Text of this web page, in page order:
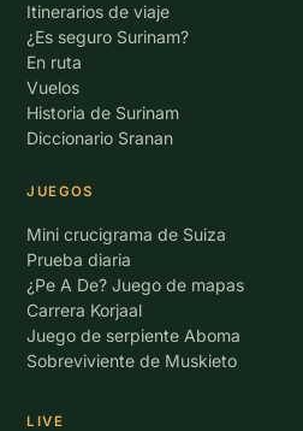
Itinerarios de viaje
¿Es seguro Surinam?
En ruta
Vuelos
Historia de Surinam
Diccionario Sranan
JUEGOS
Mini crucigrama de Suiza
Prueba diaria
¿Pe A De? Juego de mapas
Carrera Korjaal
Juego de serpiente Aboma
Sobreviviente de Muskieto
LIVE